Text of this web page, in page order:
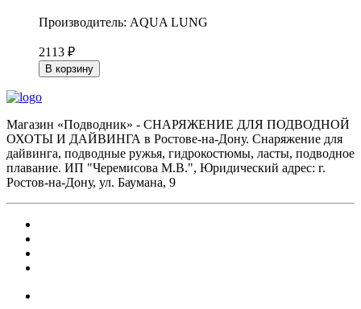
Производитель: AQUA LUNG
2113 ₽
В корзину
Магазин «Подводник» - СНАРЯЖЕНИЕ ДЛЯ ПОДВОДНОЙ
ОХОТЫ И ДАЙВИНГА в Ростове-на-Дону. Снаряжение для
дайвинга, подводные ружья, гидрокостюмы, ласты, подводное
плавание. ИП "Черемисова М.В.", Юридический адрес: г.
Ростов-на-Дону, ул. Баумана, 9